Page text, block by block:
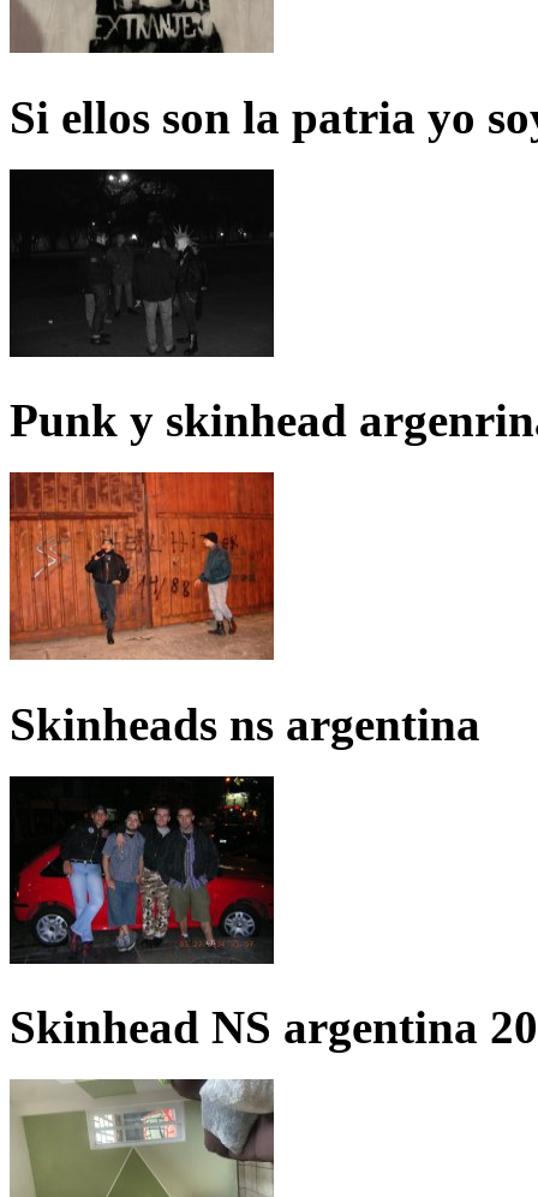
Si ellos son la patria yo
Punk y skinhead
Skinheads ns argentina
Skinhead NS argentina